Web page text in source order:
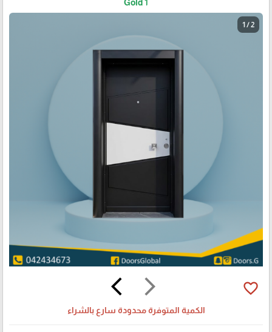
Gold 1
1 / 2
arrow_forward_ios
arrow_back_ios favorite_border
الكمية المتوفرة محدودة سارع بالشراء